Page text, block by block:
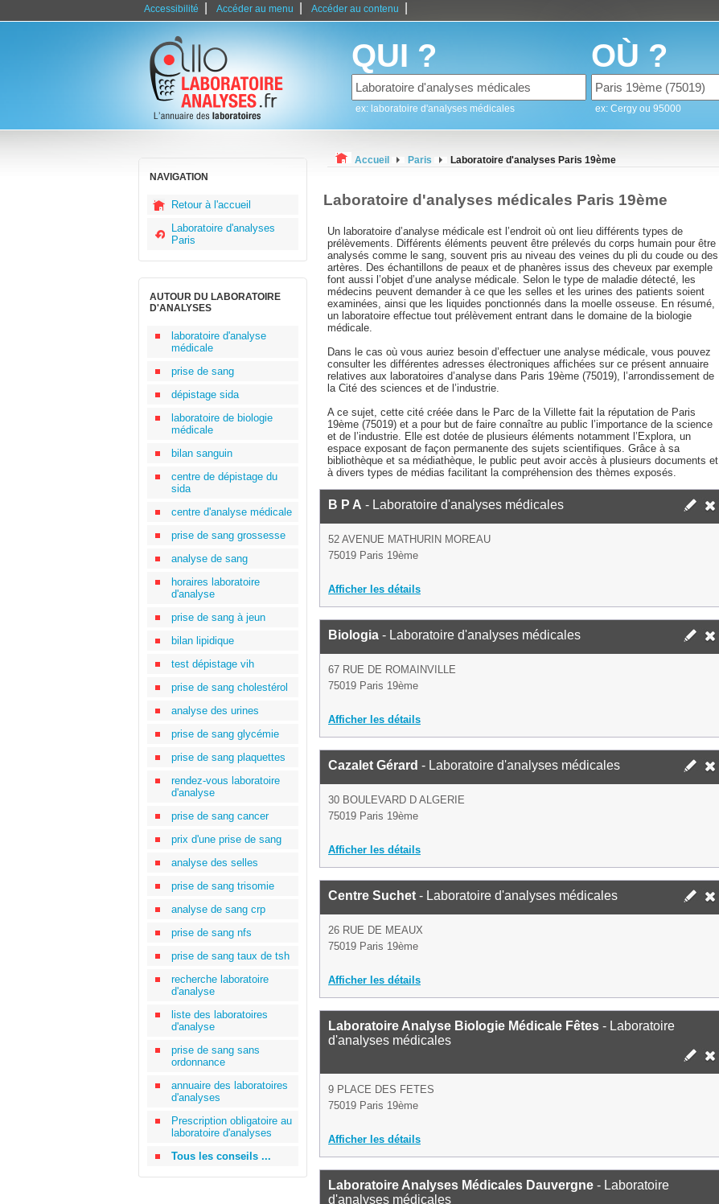
Accessibilité Accéder au menu Accéder au contenu
QUI ?
ex: laboratoire d'analyses médicales
OÙ ?
ex: Cergy ou 95000
NAVIGATION
Retour à l'accueil
Laboratoire d'analyses
Paris
AUTOUR DU LABORATOIRE
D'ANALYSES
laboratoire d'analyse
médicale
prise de sang
dépistage sida
laboratoire de biologie
médicale
bilan sanguin
centre de dépistage du
sida
centre d'analyse médicale
prise de sang grossesse
analyse de sang
horaires laboratoire
d'analyse
prise de sang à jeun
bilan lipidique
test dépistage vih
prise de sang cholestérol
analyse des urines
prise de sang glycémie
prise de sang plaquettes
rendez-vous laboratoire
d'analyse
prise de sang cancer
prix d'une prise de sang
analyse des selles
prise de sang trisomie
analyse de sang crp
prise de sang nfs
prise de sang taux de tsh
recherche laboratoire
d'analyse
liste des laboratoires
d'analyse
prise de sang sans
ordonnance
annuaire des laboratoires
d'analyses
Prescription obligatoire au
laboratoire d'analyses
Tous les conseils ...
Accueil Paris Laboratoire d'analyses Paris 19ème
Laboratoire d'analyses médicales Paris 19ème
Un laboratoire d’analyse médicale est l’endroit où ont lieu différents types de
prélèvements. Différents éléments peuvent être prélevés du corps humain pour être
analysés comme le sang, souvent pris au niveau des veines du pli du coude ou des
artères. Des échantillons de peaux et de phanères issus des cheveux par exemple
font aussi l’objet d’une analyse médicale. Selon le type de maladie détecté, les
médecins peuvent demander à ce que les selles et les urines des patients soient
examinées, ainsi que les liquides ponctionnés dans la moelle osseuse. En résumé,
un laboratoire effectue tout prélèvement entrant dans le domaine de la biologie
médicale.
Dans le cas où vous auriez besoin d’effectuer une analyse médicale, vous pouvez
consulter les différentes adresses électroniques affichées sur ce présent annuaire
relatives aux laboratoires d’analyse dans Paris 19ème (75019), l’arrondissement de
la Cité des sciences et de l’industrie.
A ce sujet, cette cité créée dans le Parc de la Villette fait la réputation de Paris
19ème (75019) et a pour but de faire connaître au public l’importance de la science
et de l’industrie. Elle est dotée de plusieurs éléments notamment l’Explora, un
espace exposant de façon permanente des sujets scientifiques. Grâce à sa
bibliothèque et sa médiathèque, le public peut avoir accès à plusieurs documents et
à divers types de médias facilitant la compréhension des thèmes exposés.
B P A - Laboratoire d'analyses médicales
52 AVENUE MATHURIN MOREAU
75019 Paris 19ème
Afficher les détails
Biologia - Laboratoire d'analyses médicales
67 RUE DE ROMAINVILLE
75019 Paris 19ème
Afficher les détails
Cazalet Gérard - Laboratoire d'analyses médicales
30 BOULEVARD D ALGERIE
75019 Paris 19ème
Afficher les détails
Centre Suchet - Laboratoire d'analyses médicales
26 RUE DE MEAUX
75019 Paris 19ème
Afficher les détails
Laboratoire Analyse Biologie Médicale Fêtes - Laboratoire
d'analyses médicales
9 PLACE DES FETES
75019 Paris 19ème
Afficher les détails
Laboratoire Analyses Médicales Dauvergne - Laboratoire
d'analyses médicales